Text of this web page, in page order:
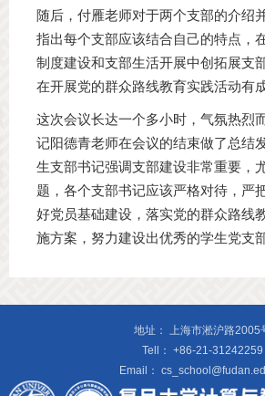
随后，付雁老师对于两个支部的介绍
指出每个支部应该结合自己的特点，
制度建设和支部生活开展中创拓展支
在开展党的群众路线教育实践活动有
这次会议长达一个多小时，气氛热烈
记阳德青老师在会议的结束做了总结
生支部书记强调支部建设非常重要，
题，各个支部书记应该严格对待，严
好党员基础建设，落实党的群众路线
施方案，努力建设出优秀的学生党支部
地址：
上海市淞沪路2005
Tell： +86-21-31242259
Email：